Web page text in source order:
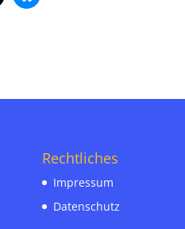
Rechtliches
Impressum
Datenschutz